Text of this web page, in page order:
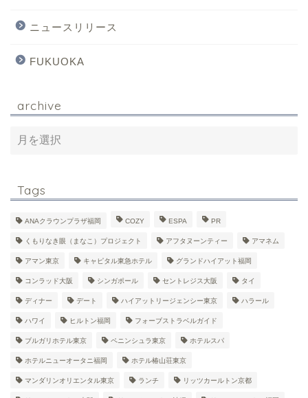
ニュースリリース
FUKUOKA
archive
Tags
ANAクラウンプラザ福岡 COZY ESPA PR
くもりなき眼（まなこ）プロジェクト アフタヌーンティー アマネム
アマン東京 キャピタル東急ホテル グランドハイアット福岡
コンラッド大阪 シンガポール セントレジス大阪 タイ
ディナー デート ハイアットリージェンシー東京 ハラール
ハワイ ヒルトン福岡 フォーブストラベルガイド
ブルガリホテル東京 ペニンシュラ東京 ホテルスパ
ホテルニューオータニ福岡 ホテル椿山荘東京
マンダリンオリエンタル東京 ランチ リッツカールトン京都